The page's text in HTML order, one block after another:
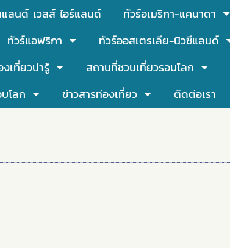
ลนด์ เวลส์ ไอร์แลนด์ ทัวร์อเมริกา-แคนาดา
ทัวร์แอฟริกา ทัวร์ออสเตรเลีย-นิวซีแลนด์
เที่ยวน่ารู้ สถานที่ชวนเที่ยวรอบโลก
โลก ข่าวสารท่องเที่ยว ติดต่อเรา